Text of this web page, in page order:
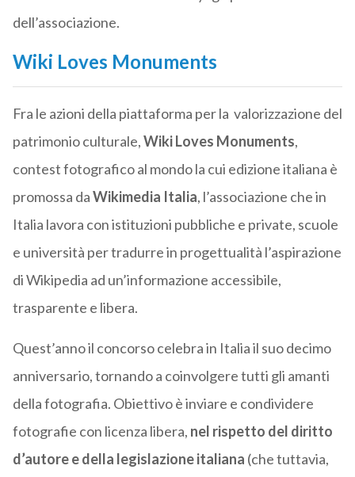
dell’associazione.
Wiki Loves Monuments
Fra le azioni della piattaforma per la valorizzazione del
patrimonio culturale,Wiki Loves Monuments,
contest fotografico al mondo la cui edizione italiana è
promossa daWikimedia Italia, l’associazione che in
Italia lavora con istituzioni pubbliche e private, scuole
e università per tradurre in progettualità l’aspirazione
di Wikipedia ad un’informazione accessibile,
trasparente e libera.
Quest’anno il concorso celebra in Italia il suo decimo
anniversario, tornando a coinvolgere tutti gli amanti
della fotografia. Obiettivo è inviare e condividere
fotografie con licenza libera, nel rispetto del diritto
d’autore e della legislazione italiana (che tuttavia,